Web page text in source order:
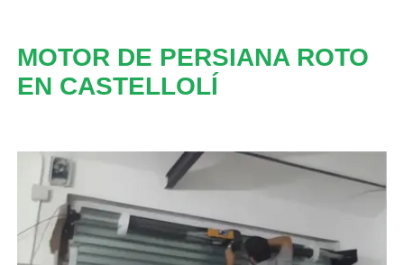
MOTOR DE PERSIANA ROTO
EN CASTELLOLÍ